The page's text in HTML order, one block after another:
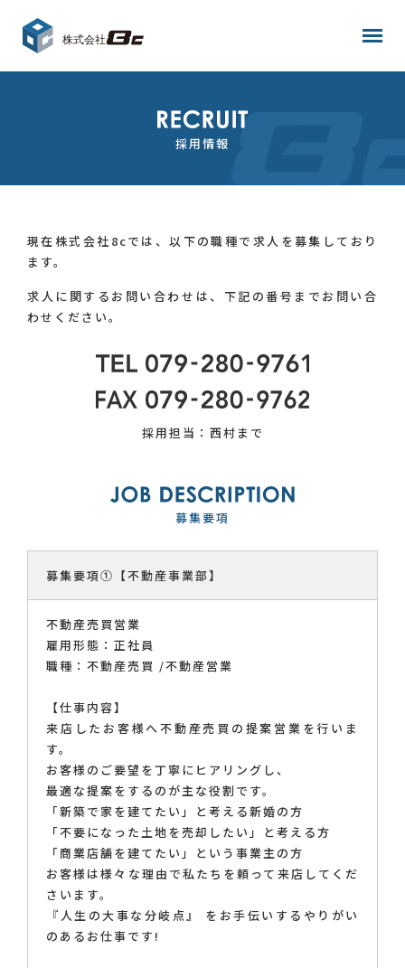
採用情報
現在株式会社8cでは、以下の職種で求人を募集しており
ます。
求人に関するお問い合わせは、下記の番号までお問い合
わせください。
採用担当：西村まで
募集要項
募集要項①【不動産事業部】
不動産売買営業
雇用形態：正社員
職種：不動産売買 /不動産営業
【仕事内容】
来店したお客様へ不動産売買の提案営業を行いま
す。
お客様のご要望を丁寧にヒアリングし、
最適な提案をするのが主な役割です。
「新築で家を建てたい」と考える新婚の方
「不要になった土地を売却したい」と考える方
「商業店舗を建てたい」という事業主の方
お客様は様々な理由で私たちを頼って来店してくだ
さいます。
『人生の大事な分岐点』 をお手伝いするやりがい
のあるお仕事です!
ニュース
事業案内
会社情報
お問い合わせ
個人情報保護方針